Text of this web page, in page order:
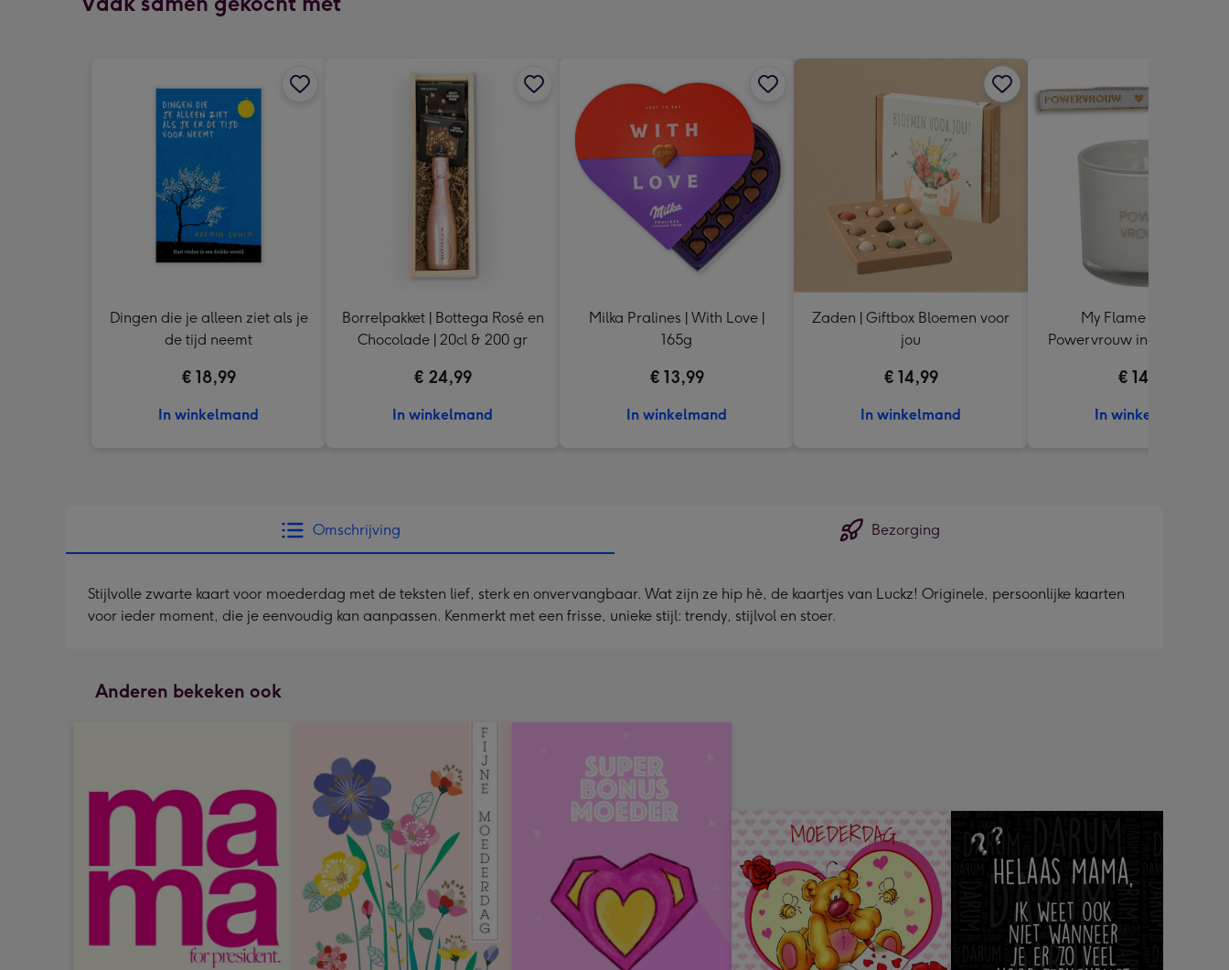
mm
Dingen die je alleen ziet als je
de tijd neemt
€ 18,99
In winkelmand
Borrelpakket | Bottega Rosé en
Chocolade | 20cl & 200 gr
€ 24,99
In winkelmand
Milka Pralines | With Love |
165g
€ 13,99
In winkelmand
Zaden | Giftbox Bloemen voor
jou
€ 14,99
In winkelmand
My Flame Lifestyle |
Powervrouw incl.
€ 14,99
In winkelmand
Omschrijving Bezorging
Stijlvolle zwarte kaart voor moederdag met de teksten lief, sterk en onvervangbaar. Wat zijn ze hip hè, de kaartjes van Luckz! Originele, persoonlijke kaarten
voor ieder moment, die je eenvoudig kan aanpassen. Kenmerkt met een frisse, unieke stijl: trendy, stijlvol en stoer.
Anderen bekeken ook